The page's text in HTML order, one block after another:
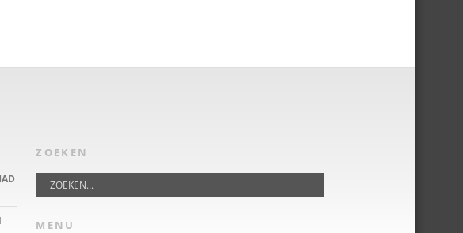
ZOEKEN
MENU